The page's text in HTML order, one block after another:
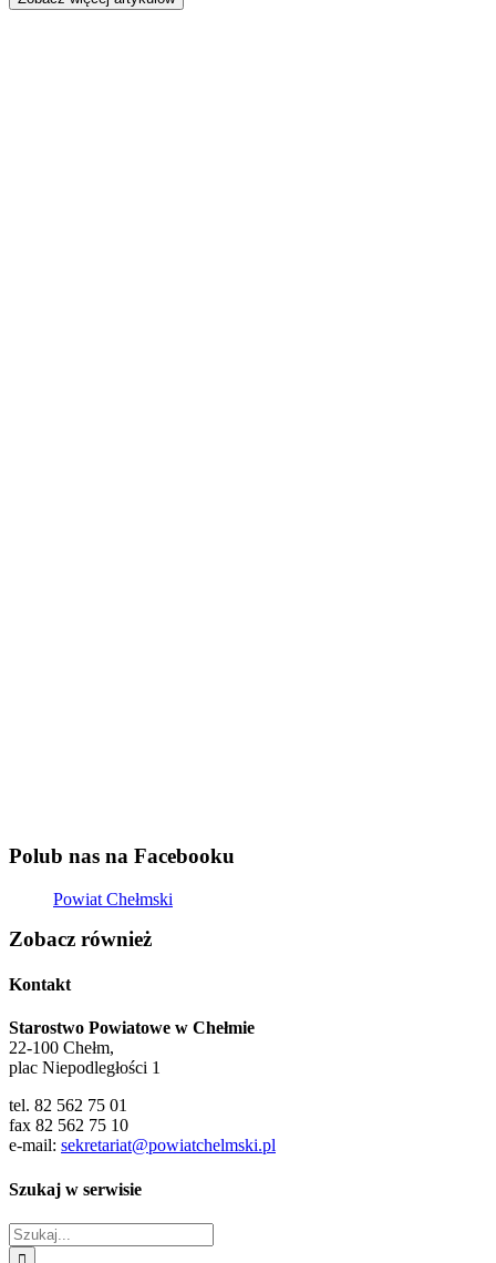
Polub nas na Facebooku
Powiat Chełmski
Zobacz również
Kontakt
Starostwo Powiatowe w Chełmie
22-100 Chełm,
plac Niepodległości 1
tel. 82 562 75 01
fax 82 562 75 10
e-mail: sekretariat@powiatchelmski.pl
Szukaj w serwisie
Szukaj